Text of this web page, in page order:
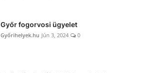
Győr fogorvosi ügyelet
Győrihelyek.hu Jún 3, 2024 0